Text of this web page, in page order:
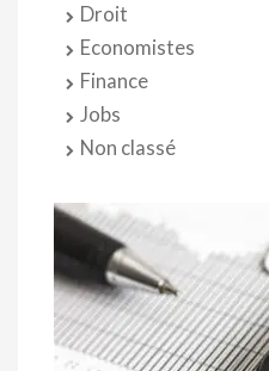
Droit
Economistes
Finance
Jobs
Non classé